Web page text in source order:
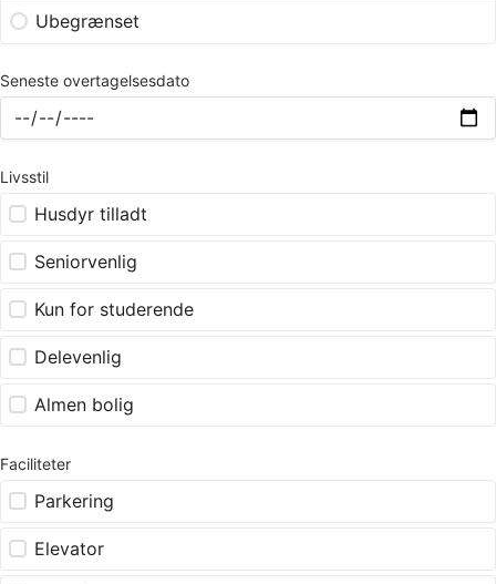
Ubegrænset
Seneste overtagelsesdato
Livsstil
Husdyr tilladt
Seniorvenlig
Kun for studerende
Delevenlig
Almen bolig
Faciliteter
Parkering
Elevator